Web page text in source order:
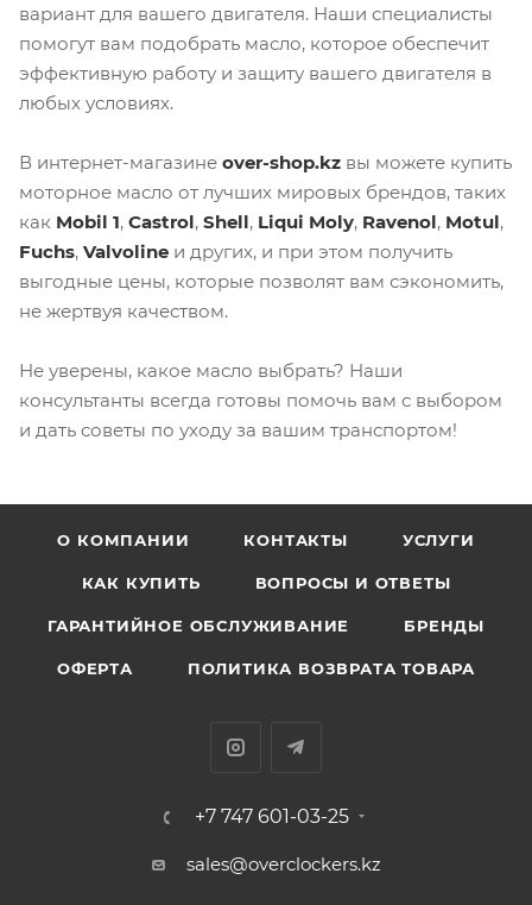
вариант для вашего двигателя. Наши специалисты
помогут вам подобрать масло, которое обеспечит
эффективную работу и защиту вашего двигателя в
любых условиях.
В интернет-магазине over-shop.kz вы можете купить
моторное масло от лучших мировых брендов, таких
как Mobil 1, Castrol, Shell, Liqui Moly, Ravenol, Motul,
Fuchs, Valvoline и других, и при этом получить
выгодные цены, которые позволят вам сэкономить,
не жертвуя качеством.
Не уверены, какое масло выбрать? Наши
консультанты всегда готовы помочь вам с выбором
и дать советы по уходу за вашим транспортом!
О КОМПАНИИ КОНТАКТЫ УСЛУГИ
КАК КУПИТЬ ВОПРОСЫ И ОТВЕТЫ
ГАРАНТИЙНОЕ ОБСЛУЖИВАНИЕ БРЕНДЫ
ОФЕРТА ПОЛИТИКА ВОЗВРАТА ТОВАРА
+7 747 601-03-25
sales@overclockers.kz